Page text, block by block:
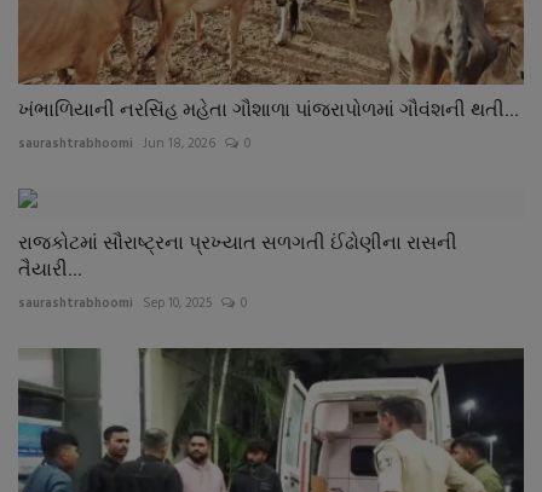
ખંભાળિયાની નરસિંહ મહેતા ગૌશાળા પાંજરાપોળમાં ગૌવંશની થતી...
saurashtrabhoomi Jun 18, 2026 0
રાજકોટમાં સૌરાષ્ટ્રના પ્રખ્યાત સળગતી ઈંઢોણીના રાસની
તૈયારી...
saurashtrabhoomi Sep 10, 2025 0